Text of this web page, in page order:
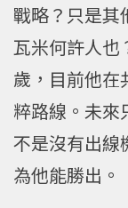
戰略？只是其
瓦米何許人也
歲，目前他在
粹路線。未來
不是沒有出線
為他能勝出。